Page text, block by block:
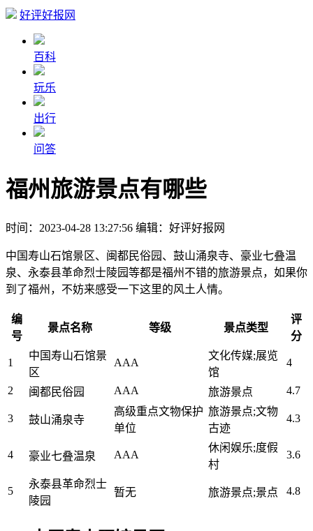
好评好报网
百科
玩乐
出行
问答
福州旅游景点有哪些
时间：2023-04-28 13:27:56 编辑：好评好报网
中国寿山石馆景区、闽都民俗园、鼓山涌泉寺、豪业七叠温
泉、永泰县革命烈士陵园等都是福州不错的旅游景点，如果你
到了福州，不妨来感受一下这里的风土人情。
编
号
景点名称 等级 景点类型
评
分
1
中国寿山石馆景
区
AAA
文化传媒;展览
馆
4
2 闽都民俗园 AAA 旅游景点 4.7
3 鼓山涌泉寺
高级重点文物保护
单位
旅游景点;文物
古迹
4.3
4 豪业七叠温泉 AAA
休闲娱乐;度假
村
3.6
5
永泰县革命烈士
陵园
暂无 旅游景点;景点 4.8